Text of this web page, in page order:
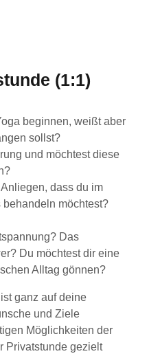
(1:1)
beginnen, weißt aber
sollst?
und möchtest diese
dass du im
behandeln möchtest?
Das
Du möchtest dir eine
Alltag gönnen?
ganz auf deine
und Ziele
Möglichkeiten der
Privatstunde gezielt